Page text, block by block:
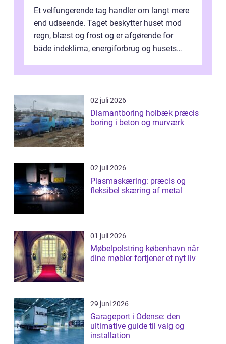
Et velfungerende tag handler om langt mere
end udseende. Taget beskytter huset mod
regn, blæst og frost og er afgørende for
både indeklima, energiforbrug og husets
02 juli 2026
Diamantboring holbæk præcis
boring i beton og murværk
02 juli 2026
Plasmaskæring: præcis og
fleksibel skæring af metal
01 juli 2026
Møbelpolstring københavn når
dine møbler fortjener et nyt liv
29 juni 2026
Garageport i Odense: den
ultimative guide til valg og
installation